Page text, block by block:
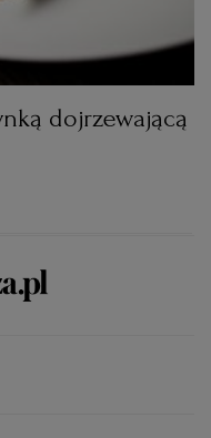
dojrzewającą